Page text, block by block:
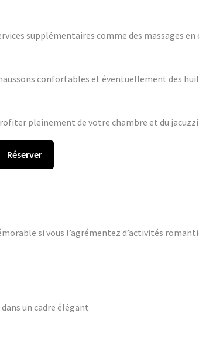
supplémentaires comme des massages en
confortables et éventuellement des
pleinement de votre chambre et du
Réserver
si vous l’agrémentez d’activités
un cadre élégant